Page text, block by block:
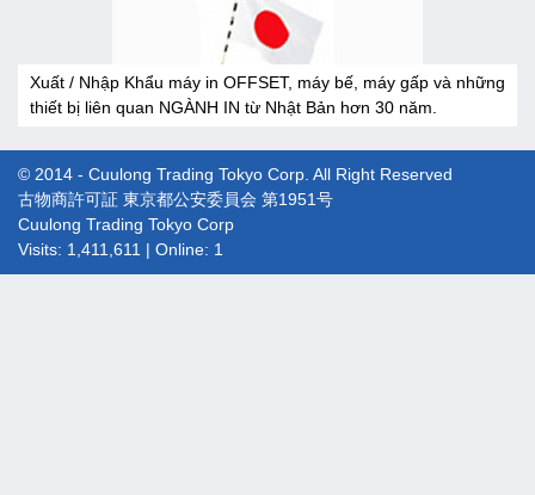
Xuất / Nhập Khẩu máy in OFFSET, máy bế, máy gấp và những
thiết bị liên quan NGÀNH IN từ Nhật Bản hơn 30 năm.
© 2014 - Cuulong Trading Tokyo Corp. All Right Reserved
古物商許可証 東京都公安委員会 第1951号
Cuulong Trading Tokyo Corp
Visits: 1,411,611 | Online: 1